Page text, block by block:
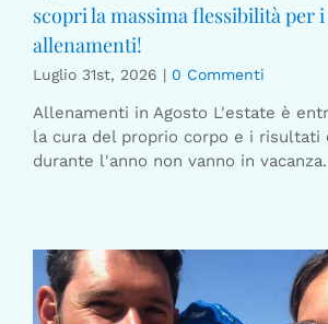
scopri la massima flessibilità per
allenamenti!
Luglio 31st, 2026 | 0 Commenti
Allenamenti in Agosto L'estate è
la cura del proprio corpo e i risultati
durante l'anno non vanno in